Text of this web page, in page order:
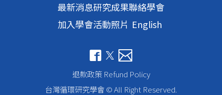
最新消息
加入學會
研究成果
活動照片
聯絡學會
English
退款政策 Refund Policy
台灣循環研究學會 © All Right Reserved.